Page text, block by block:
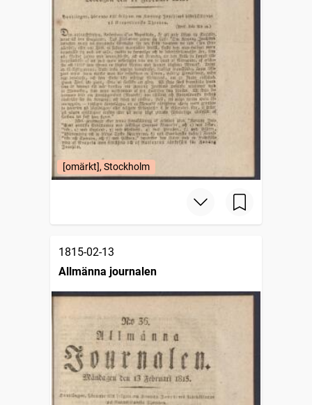
[omärkt], Stockholm
1815-02-13
Allmänna journalen